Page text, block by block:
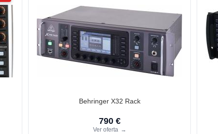
Behringer X32 Rack
790 €
Ver oferta →